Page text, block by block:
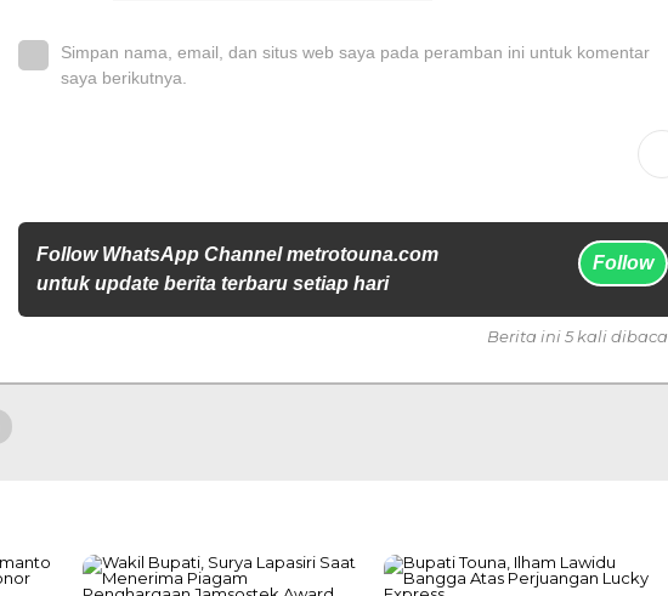
Simpan nama, email, dan situs web saya pada peramban ini untuk komentar
saya berikutnya.
Follow WhatsApp Channel metrotouna.com
untuk update berita terbaru setiap hari
Follow
Berita ini 5 kali dibaca